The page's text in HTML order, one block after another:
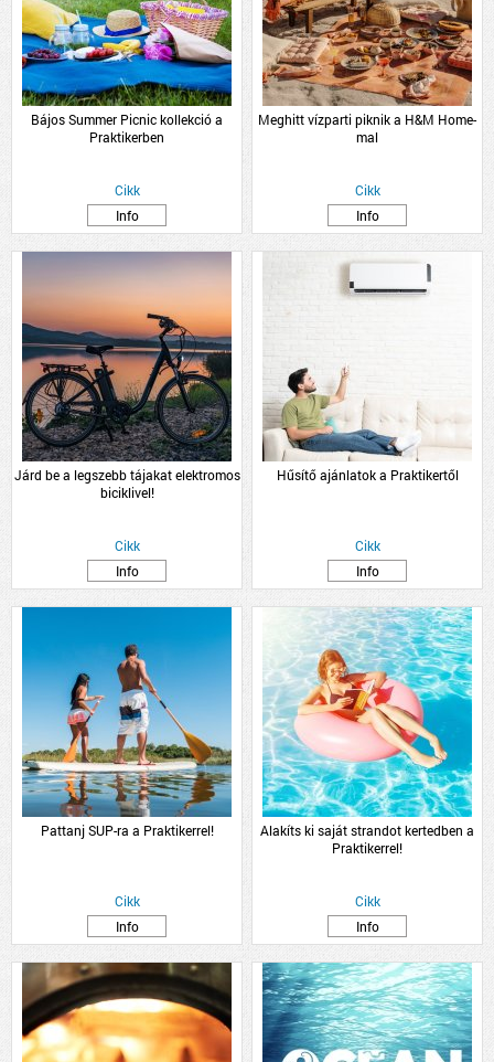
Bájos Summer Picnic kollekció a
Praktikerben
Cikk
Info
Meghitt vízparti piknik a H&M Home-
mal
Cikk
Info
Járd be a legszebb tájakat elektromos
biciklivel!
Cikk
Info
Hűsítő ajánlatok a Praktikertől
Cikk
Info
Pattanj SUP-ra a Praktikerrel!
Cikk
Info
Alakíts ki saját strandot kertedben a
Praktikerrel!
Cikk
Info